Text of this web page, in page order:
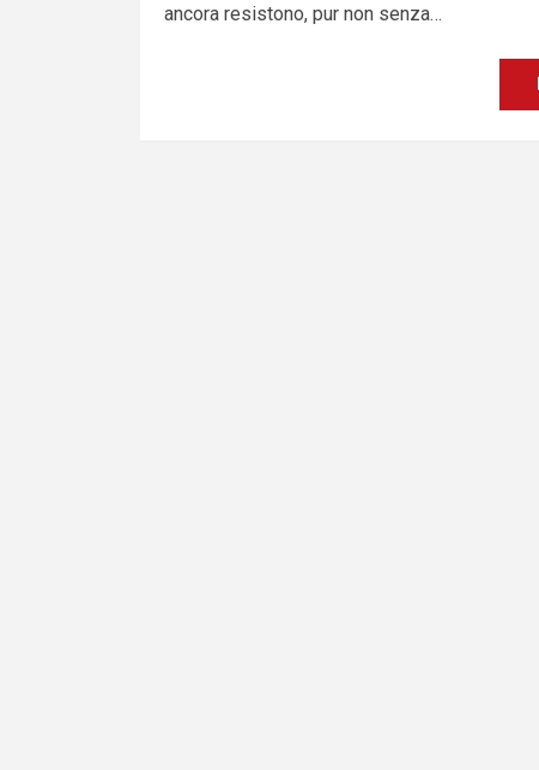
ancora resistono, pur non senza…